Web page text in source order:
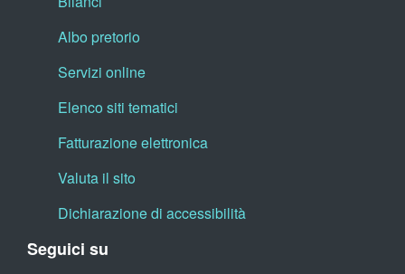
Albo pretorio
Servizi online
Elenco siti tematici
Fatturazione elettronica
Valuta il sito
Dichiarazione di accessibilità
Seguici su